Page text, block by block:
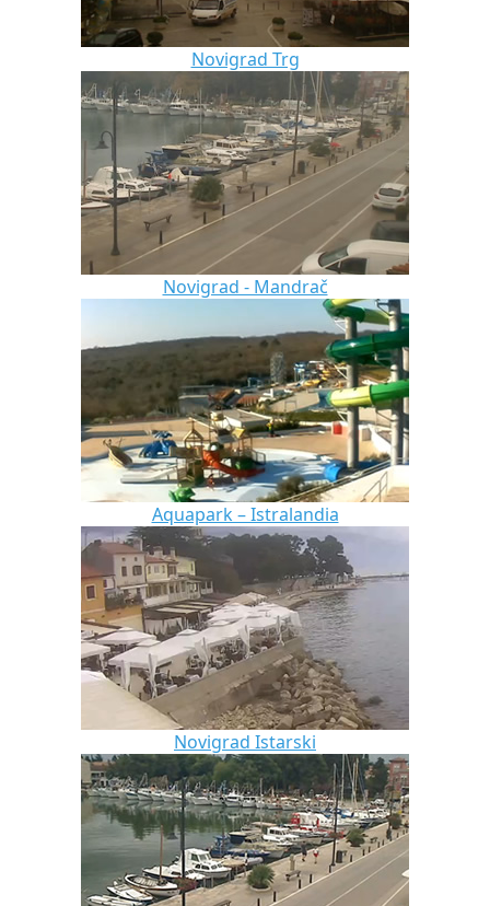
Novigrad Trg
Novigrad - Mandrač
Aquapark – Istralandia
Novigrad Istarski